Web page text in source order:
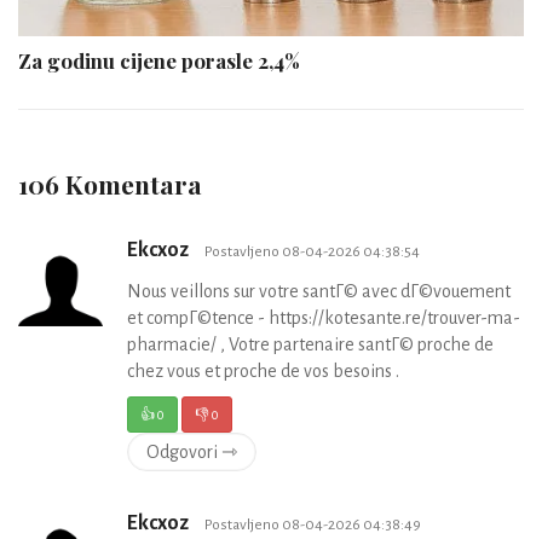
Za godinu cijene porasle 2,4%
106 Komentara
Ekcxoz Postavljeno 08-04-2026 04:38:54
Nous veillons sur votre santГ© avec dГ©vouement
et compГ©tence - https://kotesante.re/trouver-ma-
pharmacie/ , Votre partenaire santГ© proche de
chez vous et proche de vos besoins .
👍0 👎0
Odgovori ⇾
Ekcxoz Postavljeno 08-04-2026 04:38:49